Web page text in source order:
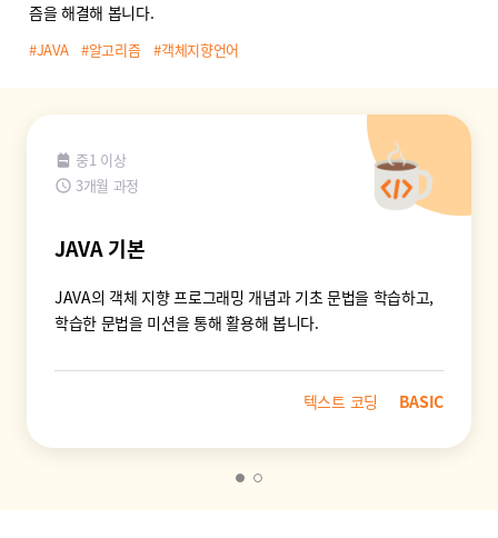
즘을 해결해 봅니다.
#JAVA #알고리즘 #객체지향언어
중1 이상
3개월 과정
JAVA 기본
JAVA의 객체 지향 프로그래밍 개념과 기초 문법을 학습하고,
학습한 문법을 미션을 통해 활용해 봅니다.
텍스트 코딩 BASIC